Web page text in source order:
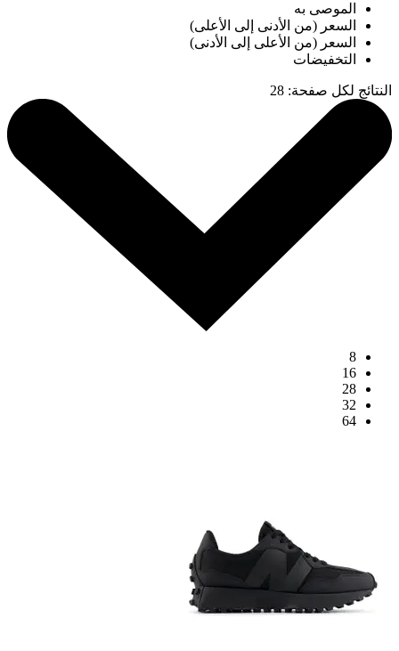
الموصى به
السعر (من الأدنى إلى الأعلى)
السعر (من الأعلى إلى الأدنى)
التخفيضات
النتائج لكل صفحة:
28
8
16
28
32
64